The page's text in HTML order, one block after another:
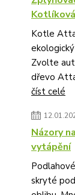
Kotle
Zvolte
dřevo
číst celé
Názory
vytápění
skryté